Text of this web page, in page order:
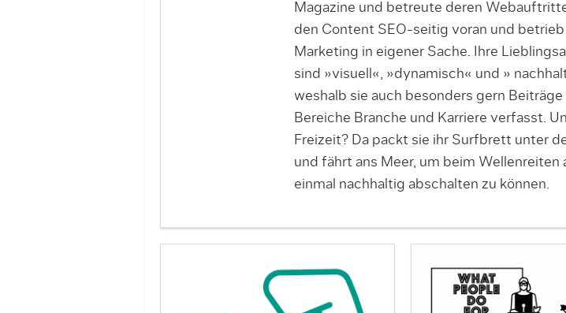
Magazine und betreute deren
den Content SEO-seitig voran und
Marketing in eigener Sache. Ihre
sind »visuell«, »dynamisch« und »
weshalb sie auch besonders gern Beiträge
Bereiche Branche und Karriere verfasst.
Freizeit? Da packt sie ihr Surfbrett unter
und fährt ans Meer, um beim Wellenreiten
einmal nachhaltig abschalten zu können.